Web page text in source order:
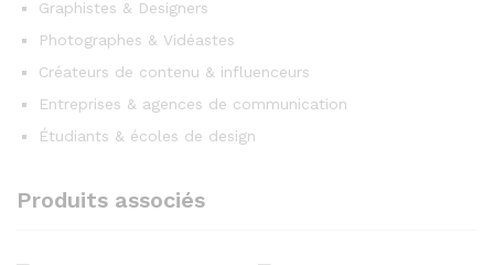
Graphistes & Designers
Photographes & Vidéastes
Créateurs de contenu & influenceurs
Entreprises & agences de communication
Étudiants & écoles de design
Produits associés